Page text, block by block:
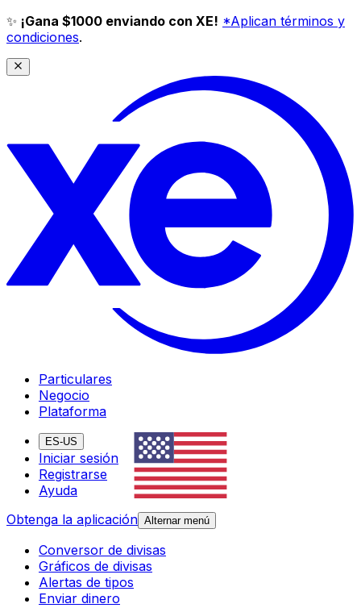
✨ ¡Gana $1000 enviando con XE! *Aplican términos y
condiciones.
Particulares
Negocio
Plataforma
ES-US
Iniciar sesión
Registrarse
Ayuda
Obtenga la aplicación Alternar menú
Conversor de divisas
Gráficos de divisas
Alertas de tipos
Enviar dinero